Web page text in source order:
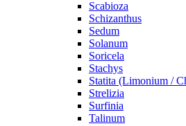
Scabioza
Schizanthus
Sedum
Solanum
Soricela
Stachys
Statita (Limonium /
Strelizia
Surfinia
Talinum